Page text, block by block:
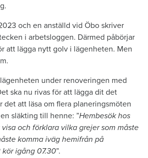
och en anställd vid Öbo skriver
i arbetsloggen. Därmed påbörjar
att lägga nytt golv i lägenheten. Men
under renoveringen med
ska nu rivas för att lägga dit det
det att läsa om flera planeringsmöten
släkting till henne: ”Hembesök hos
och förklara vilka grejer som måste
komma iväg hemifrån på
igång 07.30”.